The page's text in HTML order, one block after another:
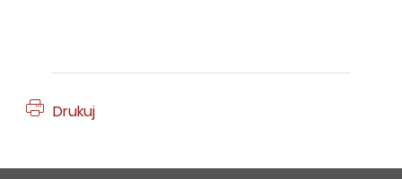
Drukuj